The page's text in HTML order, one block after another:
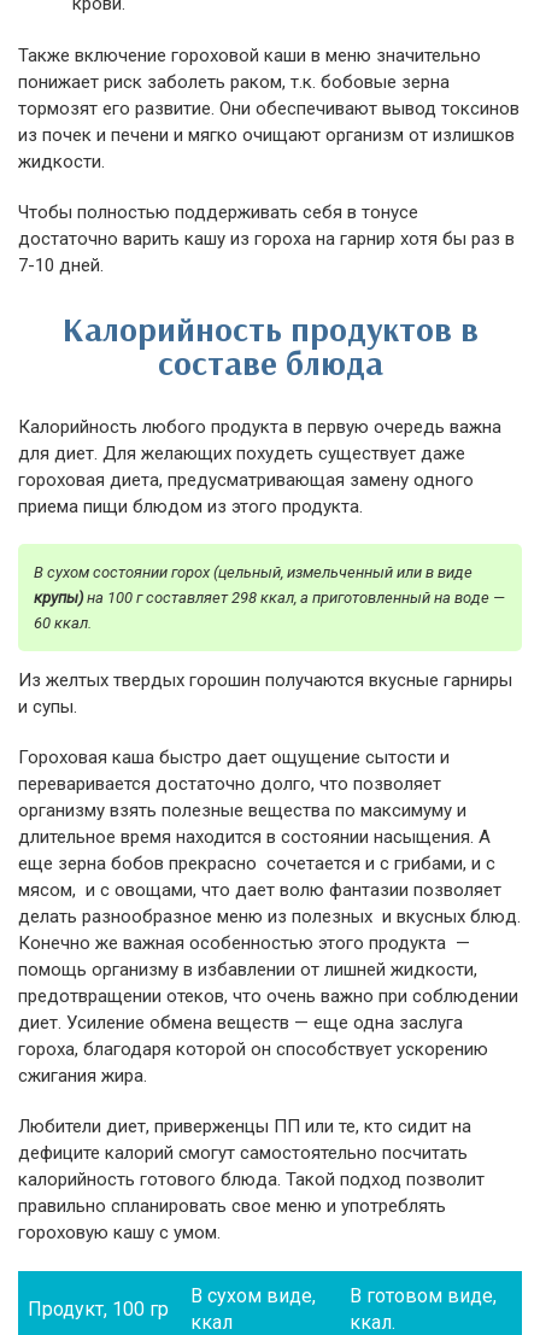
Также включение гороховой каши в меню значительно
понижает риск заболеть раком, т.к. бобовые зерна
тормозят его развитие. Они обеспечивают вывод токсинов
из почек и печени и мягко очищают организм от излишков
жидкости.
Чтобы полностью поддерживать себя в тонусе
достаточно варить кашу из гороха на гарнир хотя бы раз в
7-10 дней.
Калорийность продуктов в
составе блюда
Калорийность любого продукта в первую очередь важна
для диет. Для желающих похудеть существует даже
гороховая диета, предусматривающая замену одного
приема пищи блюдом из этого продукта.
В сухом состоянии горох (цельный, измельченный или в виде
крупы)на 100 г составляет 298 ккал, а приготовленный на воде —
60 ккал.
Из желтых твердых горошин получаются вкусные гарниры
и супы.
Гороховая каша быстро дает ощущение сытости и
переваривается достаточно долго, что позволяет
организму взять полезные вещества по максимуму и
длительное время находится в состоянии насыщения. А
еще зерна бобов прекрасно сочетается и с грибами, и с
мясом, и с овощами, что дает волю фантазии позволяет
делать разнообразное меню из полезных и вкусных блюд.
Конечно же важная особенностью этого продукта —
помощь организму в избавлении от лишней жидкости,
предотвращении отеков, что очень важно при соблюдении
диет. Усиление обмена веществ — еще одна заслуга
гороха, благодаря которой он способствует ускорению
сжигания жира.
Любители диет, приверженцы ПП или те, кто сидит на
дефиците калорий смогут самостоятельно посчитать
калорийность готового блюда. Такой подход позволит
правильно спланировать свое меню и употреблять
гороховую кашу с умом.
Продукт, 100 гр
В сухом виде,
ккал
В готовом виде,
ккал.